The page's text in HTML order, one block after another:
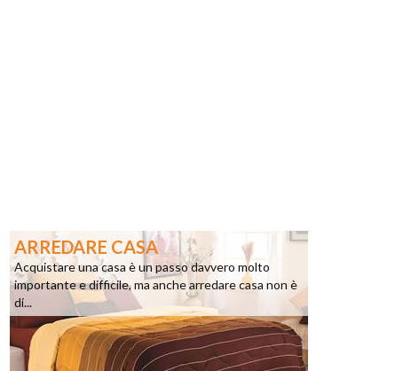
ARREDARE CASA
Acquistare una casa è un passo davvero molto
importante e difficile, ma anche arredare casa non è
di...